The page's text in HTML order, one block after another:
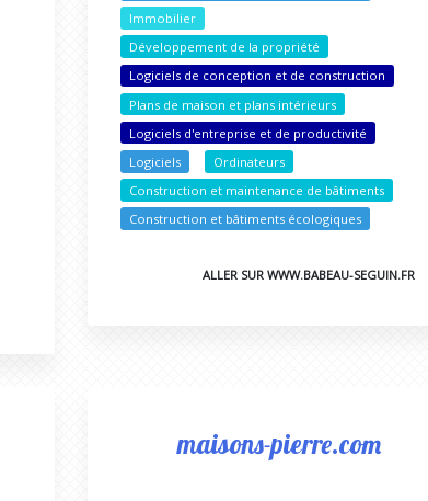
Immobilier
Développement de la propriété
Logiciels de conception et de construction
Plans de maison et plans intérieurs
Logiciels d'entreprise et de productivité
Logiciels
Ordinateurs
Construction et maintenance de bâtiments
Construction et bâtiments écologiques
ALLER SUR WWW.BABEAU-SEGUIN.FR
maisons-pierre.com